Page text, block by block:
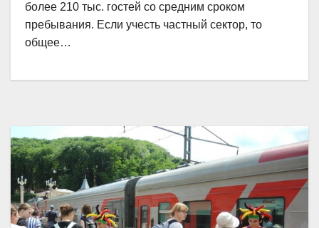
более 210 тыс. гостей со средним сроком
пребывания. Если учесть частный сектор, то
общее…